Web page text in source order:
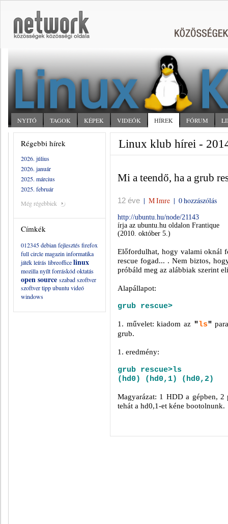
NYITÓ TAGOK KÉPEK VIDEÓK HÍREK FÓRUM
Régebbi hírek
2026. július
2026. január
2025. március
2025. február
Még régebbiek
Címkék
012345debian fejlesztésfirefox
full circle magazin informatika
játékleíráslibreofficelinux
mozillanyílt forráskódoktatás
open source szabad szoftver
szoftvertippubuntu videó
windows
Linux klub hírei -
Mi a teendő, ha a grub
12 éve | M Imre | 0 hozzászólás
http://ubuntu.hu/node/21143
írja az ubuntu.hu oldalon Frantique
(2010. október 5.)
Előfordulhat, hogy valami oknál
rescue fogad... . Nem biztos,
próbáld meg az alábbiak szerint
Alapállapot:
grub rescue>
1. művelet: kiadom az "ls"
grub.
1. eredmény:
grub rescue>ls
(hd0) (hd0,1) (hd0,2)
Magyarázat: 1 HDD a gépben,
tehát a hd0,1-et kéne bootolnunk.